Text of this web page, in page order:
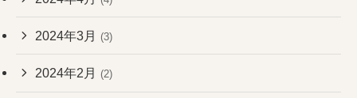
2024年3月 (3)
2024年2月 (2)